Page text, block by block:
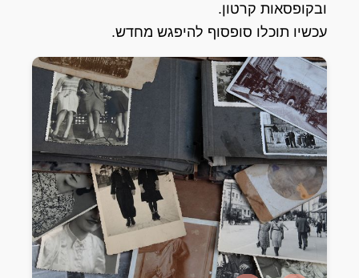
ובקופסאות קרטון.
עכשיו תוכלו סופסוף להיפגש מחדש.